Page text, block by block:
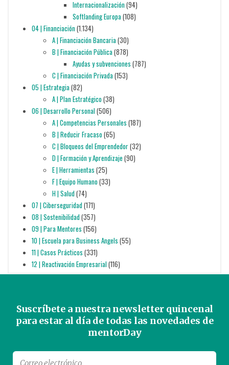
Internacionalización(94)
Softlanding Europa(108)
04 | Financiación(1.134)
A | Financiación Bancaria(30)
B | Financiación Pública(878)
Ayudas y subvenciones (787)
C | Financiación Privada(153)
05 | Estrategia(82)
A | Plan Estratégico(38)
06 | Desarrollo Personal(506)
A | Competencias Personales (187)
B | Reducir Fracaso(65)
C | Bloqueos del Emprendedor(32)
D | Formación y Aprendizaje (90)
E | Herramientas (25)
F | Equipo Humano(33)
H | Salud(74)
07 | Ciberseguridad(171)
08 | Sostenibilidad(357)
09 | Para Mentores (156)
10 | Escuela para Business Angels (55)
11 | Casos Prácticos (331)
12 | Reactivación Empresarial(116)
Suscríbete a nuestra newsletter quincenal
para estar al día de todas las novedades de
mentorDay